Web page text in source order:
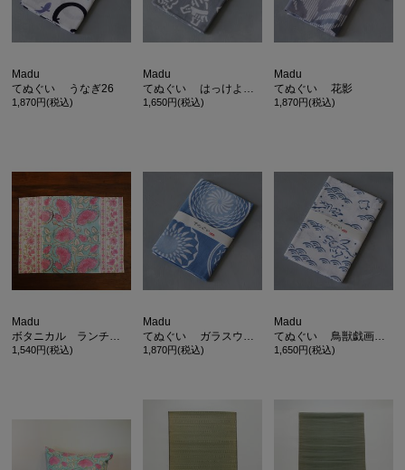
Madu
てぬぐい うなぎ26
1,870円(税込)
Madu
1,650円(税込)
Madu
てぬぐい 花影
1,870円(税込)
Madu
ボタニカル ランチョンマット ピンクブルー
1,540円(税込)
Madu
てぬぐい ガラスウエア26
1,870円(税込)
Madu
てぬぐい 鳥獣戯画青海波
1,650円(税込)